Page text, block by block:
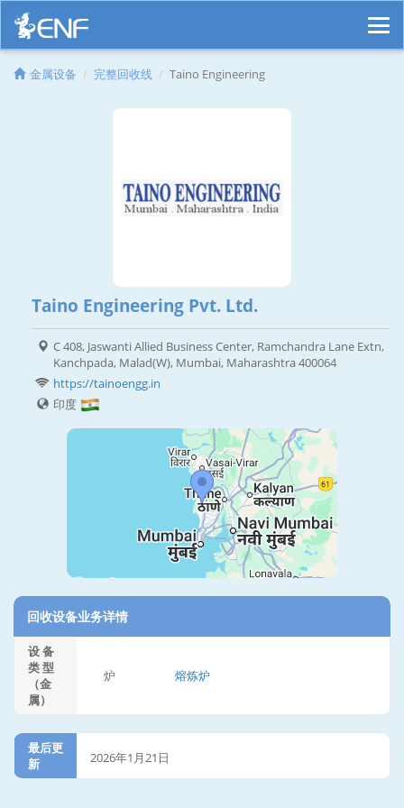
金属设备 完整回收线 Taino Engineering
Taino Engineering Pvt. Ltd.
C 408, Jaswanti Allied Business Center, Ramchandra Lane Extn,
Kanchpada, Malad(W), Mumbai, Maharashtra 400064
https://tainoengg.in
印度
回收设备业务详情
设 备
类 型
（金
属）
炉 熔炼炉
最后更
新
2026年1月21日